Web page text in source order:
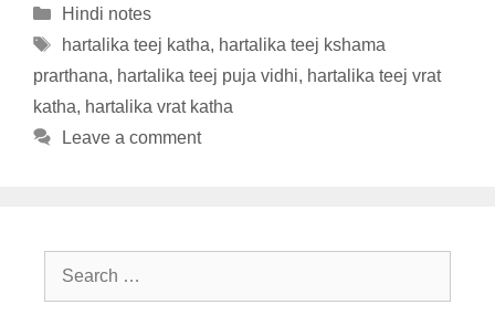
Categories
Hindi notes
Tags
hartalika teej katha, hartalika teej kshama
prarthana, hartalika teej puja vidhi, hartalika teej vrat
katha, hartalika vrat katha
Leave a comment
Search